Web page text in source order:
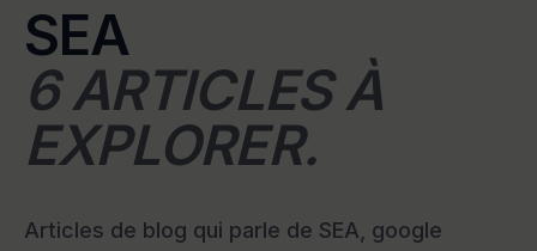
SEA
6 ARTICLES À
EXPLORER.
Articles de blog qui parle de SEA, google